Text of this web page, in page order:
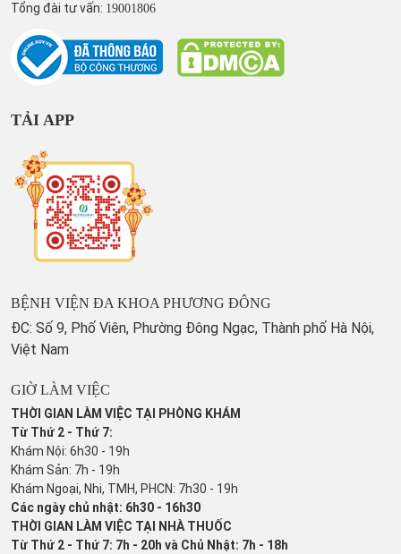
Tổng đài tư vấn: 19001806
TẢI APP
BỆNH VIỆN ĐA KHOA PHƯƠNG ĐÔNG
ĐC: Số 9, Phố Viên, Phường Đông Ngạc, Thành phố Hà Nội,
Việt Nam
GIỜ LÀM VIỆC
THỜI GIAN LÀM VIỆC TẠI PHÒNG KHÁM
Từ Thứ 2 - Thứ 7:
Khám Nội: 6h30 - 19h
Khám Sản: 7h - 19h
Khám Ngoại, Nhi, TMH, PHCN: 7h30 - 19h
Các ngày chủ nhật: 6h30 - 16h30
THỜI GIAN LÀM VIỆC TẠI NHÀ THUỐC
Từ Thứ 2 - Thứ 7: 7h - 20h và Chủ Nhật: 7h - 18h